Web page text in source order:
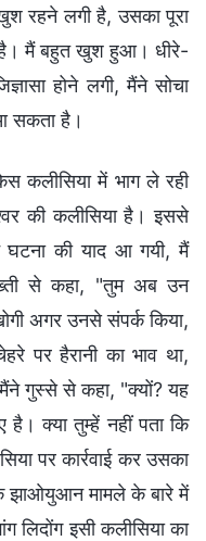
रहने लगी है, उसका पूरा
मैं बहुत खुश हुआ। धीरे-
होने लगी, मैंने सोचा
सकता है।
कलीसिया में भाग ले रही
की कलीसिया है। इससे
की याद आ गयी, मैं
से कहा, "तुम अब उन
अगर उनसे संपर्क किया,
पर हैरानी का भाव था,
गुस्से से कहा, "क्यों? यह
है। क्या तुम्हें नहीं पता कि
पर कार्रवाई कर उसका
झाओयुआन मामले के बारे में
लिदोंग इसी कलीसिया का